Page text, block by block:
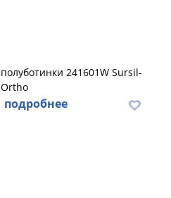
полуботинки 241601W Sursil-
Ortho
подробнее